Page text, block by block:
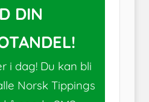
DIN
i dag! Du kan bli
Norsk Tippings